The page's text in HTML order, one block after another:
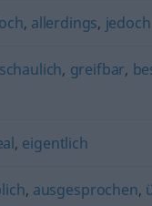
, allerdings, jedoch
, greifbar,
, eigentlich
, ausgesprochen,